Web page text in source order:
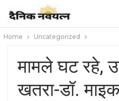
Home Uncategorized
मामले घट रहे,
खतरा-डॉ.